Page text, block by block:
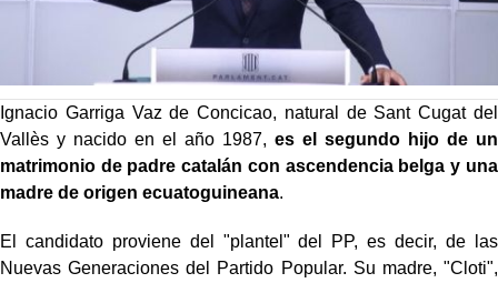
Ignacio Garriga Vaz de Concicao, natural de Sant Cugat del
Vallès y nacido en el año 1987, es el segundo hijo de un
matrimonio de padre catalán con ascendencia belga y una
madre de origen ecuatoguineana.
El candidato proviene del "plantel" del PP, es decir, de las
Nuevas Generaciones del Partido Popular. Su madre, "Cloti",